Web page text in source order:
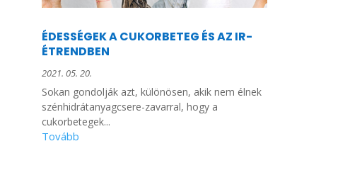
ÉDESSÉGEK A CUKORBETEG ÉS AZ IR-
ÉTRENDBEN
2021. 05. 20.
Sokan gondolják azt, különösen, akik nem élnek
szénhidrátanyagcsere-zavarral, hogy a
cukorbetegek...